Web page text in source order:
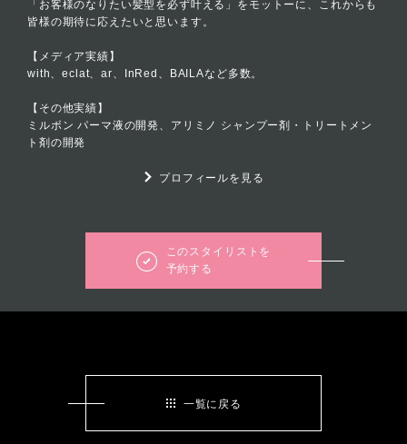
「お客様のなりたい髪型を必ず叶える」をモットーに、これからも
皆様の期待に応えたいと思います。
【メディア実績】
with、eclat、ar、InRed、BAILAなど多数。
【その他実績】
ミルボン パーマ液の開発、アリミノ シャンプー剤・トリートメン
ト剤の開発
プロフィールを見る
このスタイリストを
予約する
一覧に戻る